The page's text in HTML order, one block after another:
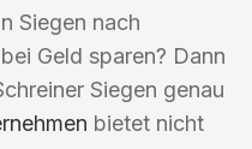
Siegen nach
Geld sparen? Dann
Siegen genau
bietet nicht